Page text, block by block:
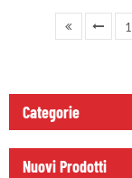
1
Categorie
Nuovi Prodotti